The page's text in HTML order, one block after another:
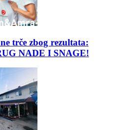
trče zbog rezultata:
NADE I SNAGE!